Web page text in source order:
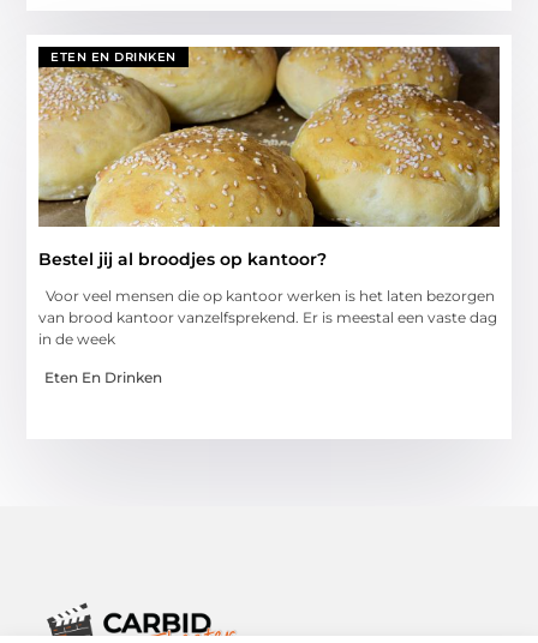
ETEN EN DRINKEN
Bestel jij al broodjes op kantoor?
Voor veel mensen die op kantoor werken is het laten bezorgen
van brood kantoor vanzelfsprekend. Er is meestal een vaste dag
in de week
Eten En Drinken